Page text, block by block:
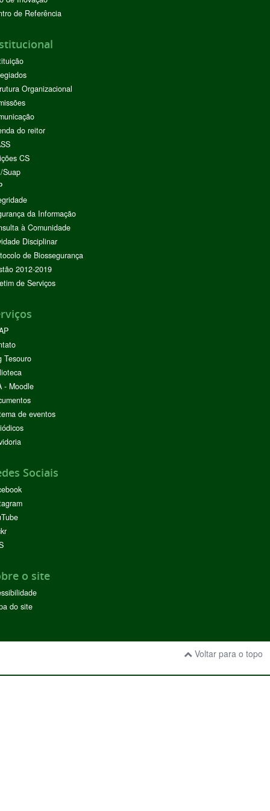
de Referência
Organizacional
do reitor
CS
Suap
da Informação
à Comunidade
Disciplinar
de Biossegurança
2012-2019
de Serviços
Tesouro
- Moodle
de eventos
Sociais
o site
do site
Voltar para o topo